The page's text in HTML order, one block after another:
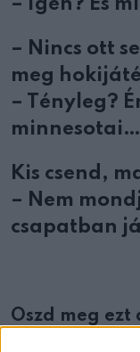
– Igen? És
– Nincs ott
meg
– Tényleg?
minnesotai…
Kis csend,
– Nem
csapatban
Oszd meg ezt